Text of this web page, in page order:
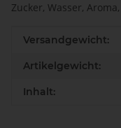
Zucker, Wasser,
Produkteigenschaft
Wert
Versandgewicht:
Artikelgewicht:
Inhalt: